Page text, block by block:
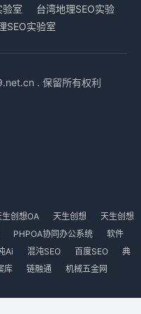
验室
台湾地理SEO实验
SEO实验室
. 保留所有权利
生创想OA 天生创想
天生创想
PHPOA协同办公系统
软件
Ai 混沌SEO 百度SEO
典
库 链融通 机械五金网